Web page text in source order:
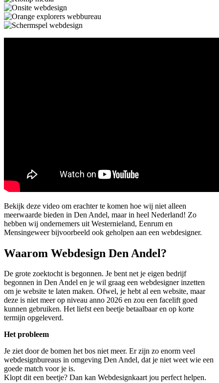
Bekijk deze video om erachter te komen hoe wij niet alleen
meerwaarde bieden in Den Andel, maar in heel Nederland! Zo
hebben wij ondernemers uit Westernieland, Eenrum en
Mensingeweer bijvoorbeeld ook geholpen aan een webdesigner.
Waarom Webdesign Den Andel?
De grote zoektocht is begonnen. Je bent net je eigen bedrijf
begonnen in Den Andel en je wil graag een webdesigner inzetten
om je website te laten maken. Ofwel, je hebt al een website, maar
deze is niet meer op niveau anno 2026 en zou een facelift goed
kunnen gebruiken. Het liefst een beetje betaalbaar en op korte
termijn opgeleverd.
Het probleem
Je ziet door de bomen het bos niet meer. Er zijn zo enorm veel
webdesignbureaus in omgeving Den Andel, dat je niet weet wie een
goede match voor je is.
Klopt dit een beetje? Dan kan Webdesignkaart jou perfect helpen.